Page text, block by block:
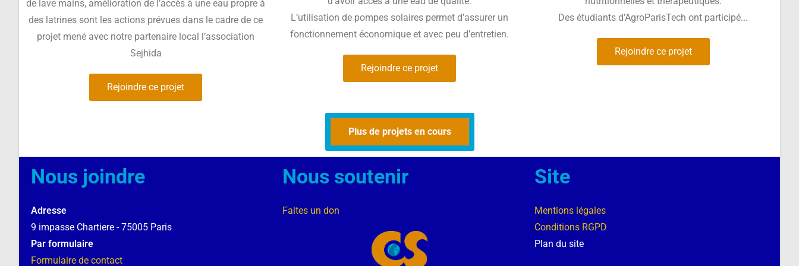
de lave mains, amélioration de l’accès à une eau propre à
des latrines sont les actions prévues dans le cadre de ce
projet mené avec notre partenaire local l’association
Sejhida
Rejoindre ce projet
L’utilisation de pompes solaires permet d’assurer un
fonctionnement économique et avec peu d’entretien.
Rejoindre ce projet
Des étudiants d’AgroParisTech ont participé...
Rejoindre ce projet
Plus de projets en cours
Nous joindre
Adresse
9 impasse Chartiere - 75005 Paris
Par formulaire
Formulaire de contact
Nous soutenir
Faites un don
Site
Mentions légales
Conditions RGPD
Plan du site